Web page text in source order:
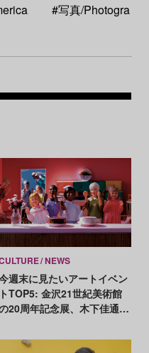
#写真/Photogra
NEWS
週末に見たいアートイベン
トTOP5: 金沢21世紀美術館
20周年記念展、木下佳通代